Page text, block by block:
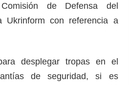
de Defensa del
Ukrinform con referencia a
desplegar tropas en el
de seguridad, si es